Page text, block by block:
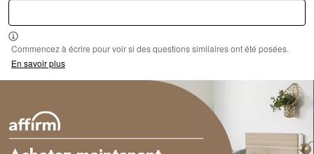
Commencez à écrire pour voir si des questions similaires ont été posées.
En savoir plus